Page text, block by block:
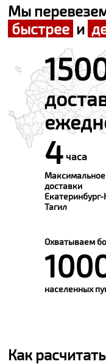
Мы
быстрее и
4 часа
доставки
Тагил
Охватываем
населенных
Как